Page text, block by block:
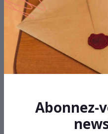
Top
4
Abonnez-